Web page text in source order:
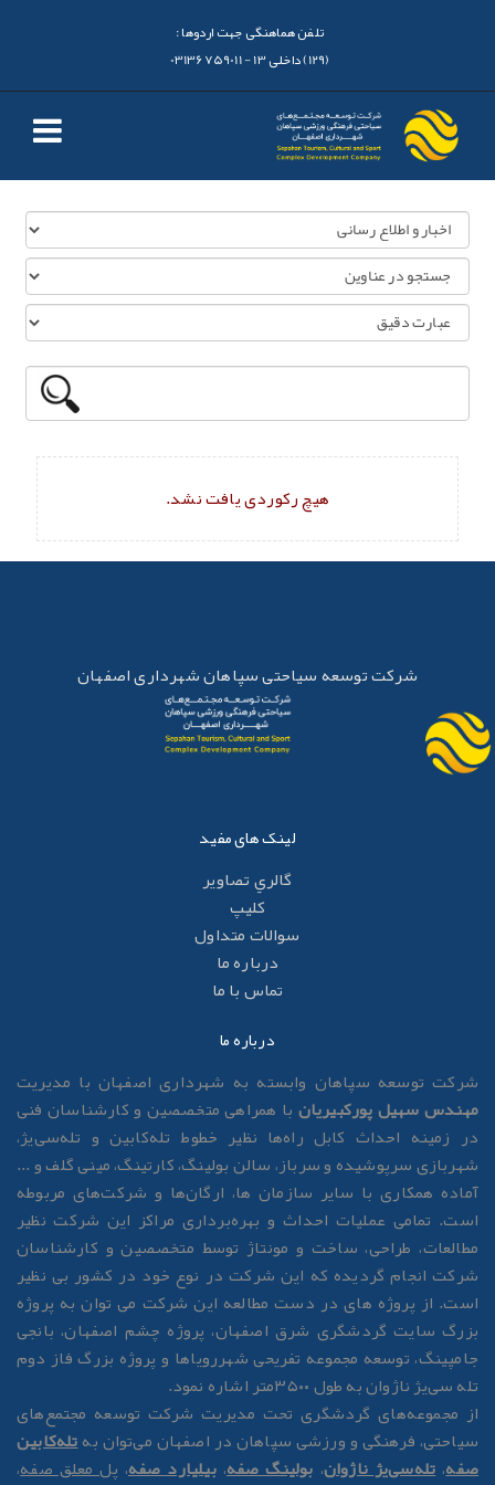
تلفن هماهنگی جهت اردوها :
هیچ رکوردی یافت نشد.
شرکت توسعه سیاحتی سپاهان شهرداری اصفهان
لینک های مفید
گالري تصاوير
کليپ
سوالات متداول
درباره ما
تماس با ما
درباره ما
شرکت توسعه سپاهان وابسته به شهرداری اصفهان با مدیریت
مهندس سهیل پورکبیریانبا همراهی متخصصین و کارشناسان فنی
در زمینه احداث کابل راه‌ها نظیر خطوط تله‌کابین و تله‌سی‌یژ،
شهربازی سرپوشیده و سرباز، سالن بولینگ، کارتینگ، مینی گلف و ...
آماده همکاری با سایر سازمان ها، ارگان‌ها و شرکت‌های مربوطه
است. تمامی عملیات احداث و بهره‌برداری مراکز این شرکت نظیر
مطالعات، طراحی، ساخت و مونتاژ توسط متخصصین و کارشناسان
شرکت انجام گردیده که این شرکت در نوع خود در کشور بی نظیر
است. از پروژه های در دست مطالعه این شرکت می توان به پروژه
بزرگ سایت گردشگری شرق اصفهان، پروژه چشم اصفهان، بانجی
جامپینگ، توسعه مجموعه تفریحی شهررویاها و پروژه بزرگ فاز دوم
تله سی‌یژ ناژوان به طول ۳۵۰۰متر اشاره نمود.
از مجموعه‌های گردشگری تحت مدیریت شرکت توسعه مجتمع‌های
سیاحتی، فرهنگی و ورزشی سپاهان در اصفهان می‌توان بهتله‌کابین
،تله‌سی‌یژ ناژوان،بولینگ صفه،بیلیارد صفه،پل معلق صفه،